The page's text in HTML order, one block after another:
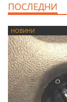
ПОСЛЕДНИ
НОВИНИ